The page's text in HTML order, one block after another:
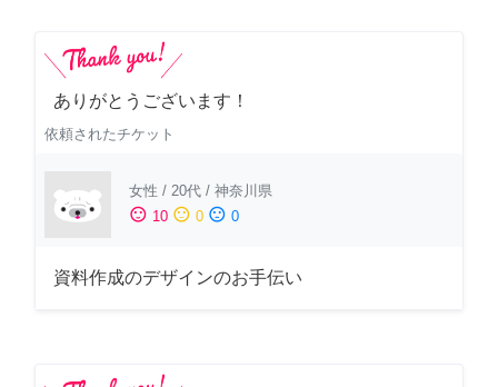
ありがとうございます！
依頼されたチケット
女性 / 20代 / 神奈川県
sentiment_satisfied 10 sentiment_neutral 0 sentiment_dissatisfied 0
資料作成のデザインのお手伝い